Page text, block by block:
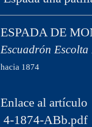
ESPADA DE
Escuadrón
hacia 1874
Enlace al artículo
4-1874-ABb.pdf